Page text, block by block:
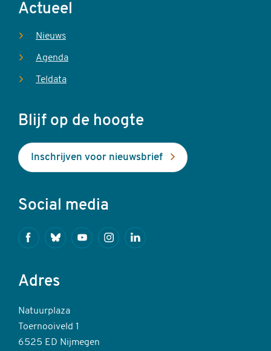
Actueel
Nieuws
Agenda
Teldata
Blijf op de hoogte
Inschrijven voor nieuwsbrief
Social media
FacebookBlueskyYoutubeInstagramLinkedin
Adres
Natuurplaza
Toernooiveld 1
6525 ED Nijmegen